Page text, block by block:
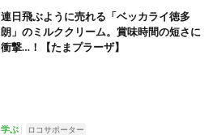
連日飛ぶように売れる「ベッカライ徳多
朗」のミルククリーム。賞味時間の短さに
衝撃…！【たまプラーザ】
学ぶ ロコサポーター